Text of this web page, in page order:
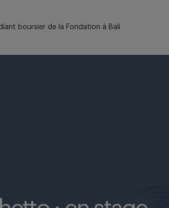
boursier de la Fondation à Bali